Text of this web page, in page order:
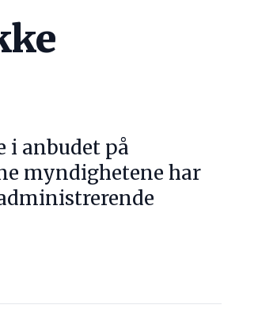
i anbudet på
myndighetene har